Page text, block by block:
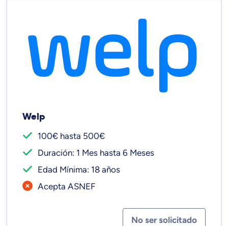
Welp
100€ hasta 500€
Duración: 1 Mes hasta 6 Meses
Edad Mínima: 18 años
Acepta ASNEF
No ser solicitado